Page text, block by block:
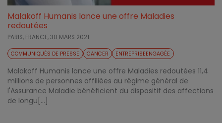
Malakoff Humanis lance une offre Maladies
redoutées
PARIS, FRANCE,30 MARS 2021
COMMUNIQUÉS DE PRESSE CANCER ENTREPRISEENGAGÉE
Malakoff Humanis lance une offre Maladies redoutées 11,4
millions de personnes affiliées au régime général de
l'Assurance Maladie bénéficient du dispositif des affections
de longu[...]